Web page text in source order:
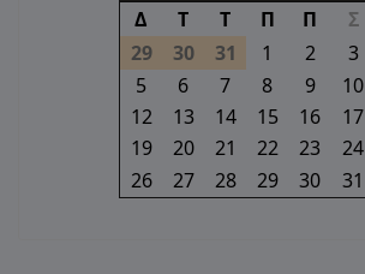
Δ
Τ Τ Π Π Σ
29
30 31 1 2 3
5
6 7 8 9 10
12
13 14 15 16 17
19
20 21 22 23 24
26
27 28 29 30 31